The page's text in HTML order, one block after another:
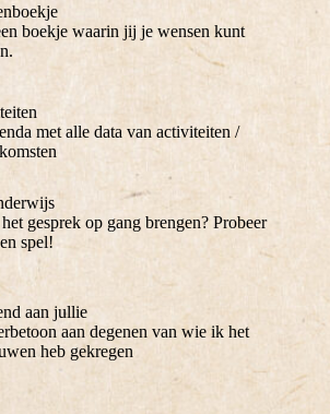
boekje waarin jij je wensen kunt
met alle data van activiteiten /
gesprek op gang brengen? Probeer
spel!
aan jullie
aan degenen van wie ik het
heb gekregen